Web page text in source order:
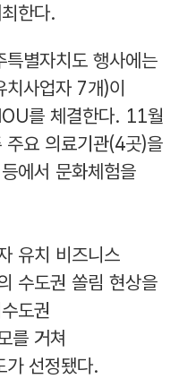
최한다.
별자치도 행사에는
사업자 7개)이
를 체결한다. 11월
요 의료기관(4곳)을
에서 문화체험을
유치 비즈니스
수도권 쏠림 현상을
도권
를 거쳐
가 선정됐다.